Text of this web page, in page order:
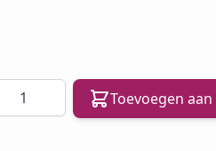
Toevoegen